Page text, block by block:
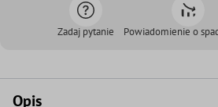
Zadaj pytanie Powiadomienie o
Opis